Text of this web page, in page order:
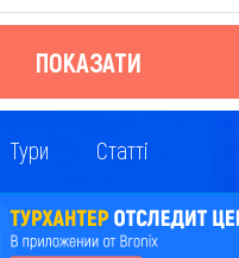
ПОКАЗАТИ
Тури Статті